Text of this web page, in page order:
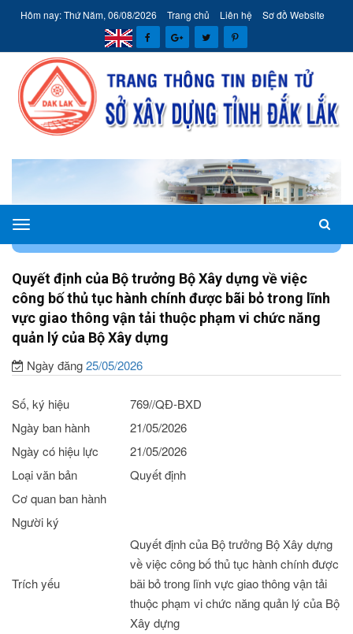
Hôm nay: Thứ Năm, 06/08/2026 Trang chủ Liên hệ Sơ đồ Website
Sở
Xây
tỉnh
Đắk
Lắk
Quyết định của Bộ trưởng Bộ Xây dựng về việc
công bố thủ tục hành chính được bãi bỏ trong lĩnh
vực giao thông vận tải thuộc phạm vi chức năng
quản lý của Bộ Xây dựng
Ngày đăng25/05/2026
Số, ký hiệu
769//QĐ-BXD
Ngày ban hành
21/05/2026
Ngày có hiệu lực
21/05/2026
Loại văn bản
Quyết định
Cơ quan ban hành
Người ký
Trích yếu
Quyết định của Bộ trưởng Bộ Xây dựng
về việc công bố thủ tục hành chính được
bãi bỏ trong lĩnh vực giao thông vận tải
thuộc phạm vi chức năng quản lý của Bộ
Xây dựng